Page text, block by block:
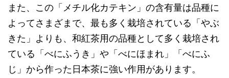
また、この「メチル化カテキン」の含有量は品種に
よってさまざまで、最も多く栽培されている「やぶ
きた」よりも、和紅茶用の品種として多く栽培され
ている「べにふうき」や「べにほまれ」「べにふ
じ」から作った日本茶に強い作用があります。